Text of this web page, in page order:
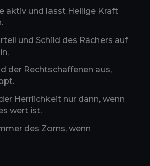
aktiv und lasst Heilige Kraft
und Schild des Rächers auf
der Rechtschaffenen aus,
Herrlichkeit nur dann, wenn
wert ist.
des Zorns, wenn